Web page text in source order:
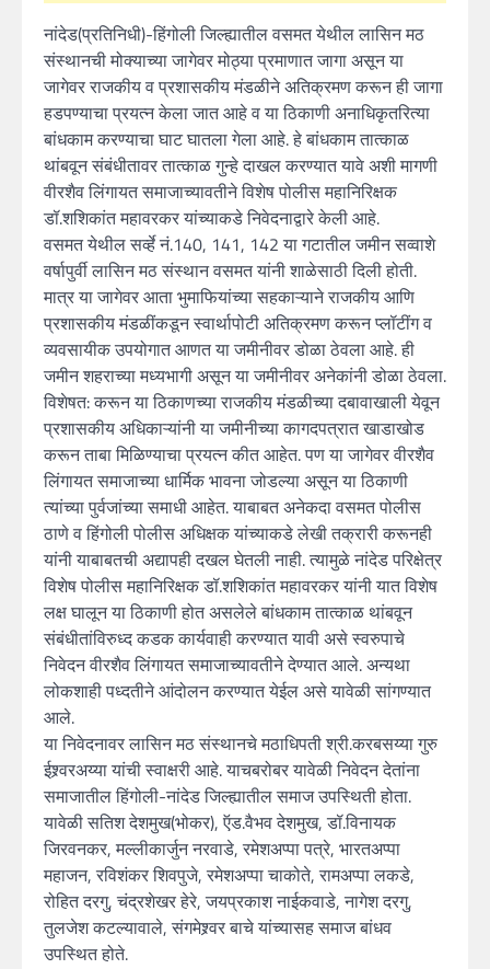
नांदेड(प्रतिनिधी)-हिंगोली जिल्ह्यातील वसमत येथील लासिन मठ
संस्थानची मोक्याच्या जागेवर मोठ्या प्रमाणात जागा असून या
जागेवर राजकीय व प्रशासकीय मंडळीने अतिक्रमण करून ही जागा
हडपण्याचा प्रयत्न केला जात आहे व या ठिकाणी अनाधिकृतरित्या
बांधकाम करण्याचा घाट घातला गेला आहे. हे बांधकाम तात्काळ
थांबवून संबंधीतावर तात्काळ गुन्हे दाखल करण्यात यावे अशी मागणी
वीरशैव लिंगायत समाजाच्यावतीने विशेष पोलीस महानिरिक्षक
डॉ.शशिकांत महावरकर यांच्याकडे निवेदनाद्वारे केली आहे.
वसमत येथील सर्व्हे नं.140, 141, 142 या गटातील जमीन सव्वाशे
वर्षापुर्वी लासिन मठ संस्थान वसमत यांनी शाळेसाठी दिली होती.
मात्र या जागेवर आता भुमाफियांच्या सहकाऱ्याने राजकीय आणि
प्रशासकीय मंडळींकडून स्वार्थापोटी अतिक्रमण करून प्लॉटींग व
व्यवसायीक उपयोगात आणत या जमीनीवर डोळा ठेवला आहे. ही
जमीन शहराच्या मध्यभागी असून या जमीनीवर अनेकांनी डोळा ठेवला.
विशेषत: करून या ठिकाणच्या राजकीय मंडळीच्या दबावाखाली येवून
प्रशासकीय अधिकाऱ्यांनी या जमीनीच्या कागदपत्रात खाडाखोड
करून ताबा मिळिण्याचा प्रयत्न कीत आहेत. पण या जागेवर वीरशैव
लिंगायत समाजाच्या धार्मिक भावना जोडल्या असून या ठिकाणी
त्यांच्या पुर्वजांच्या समाधी आहेत. याबाबत अनेकदा वसमत पोलीस
ठाणे व हिंगोली पोलीस अधिक्षक यांच्याकडे लेखी तक्रारी करूनही
यांनी याबाबतची अद्यापही दखल घेतली नाही. त्यामुळे नांदेड परिक्षेत्र
विशेष पोलीस महानिरिक्षक डॉ.शशिकांत महावरकर यांनी यात विशेष
लक्ष घालून या ठिकाणी होत असलेले बांधकाम तात्काळ थांबवून
संबंधीतांविरुध्द कडक कार्यवाही करण्यात यावी असे स्वरुपाचे
निवेदन वीरशैव लिंगायत समाजाच्यावतीने देण्यात आले. अन्यथा
लोकशाही पध्दतीने आंदोलन करण्यात येईल असे यावेळी सांगण्यात
आले.
या निवेदनावर लासिन मठ संस्थानचे मठाधिपती श्री.करबसय्या गुरु
ईश्र्वरअय्या यांची स्वाक्षरी आहे. याचबरोबर यावेळी निवेदन देतांना
समाजातील हिंगोली-नांदेड जिल्ह्यातील समाज उपस्थिती होता.
यावेळी सतिश देशमुख(भोकर), ऍड.वैभव देशमुख, डॉ.विनायक
जिरवनकर, मल्लीकार्जुन नरवाडे, रमेशअप्पा पत्रे, भारतअप्पा
महाजन, रविशंकर शिवपुजे, रमेशअप्पा चाकोते, रामअप्पा लकडे,
रोहित दरगु, चंद्रशेखर हेरे, जयप्रकाश नाईकवाडे, नागेश दरगु,
तुलजेश कटल्यावाले, संगमेश्र्वर बाचे यांच्यासह समाज बांधव
उपस्थित होते.